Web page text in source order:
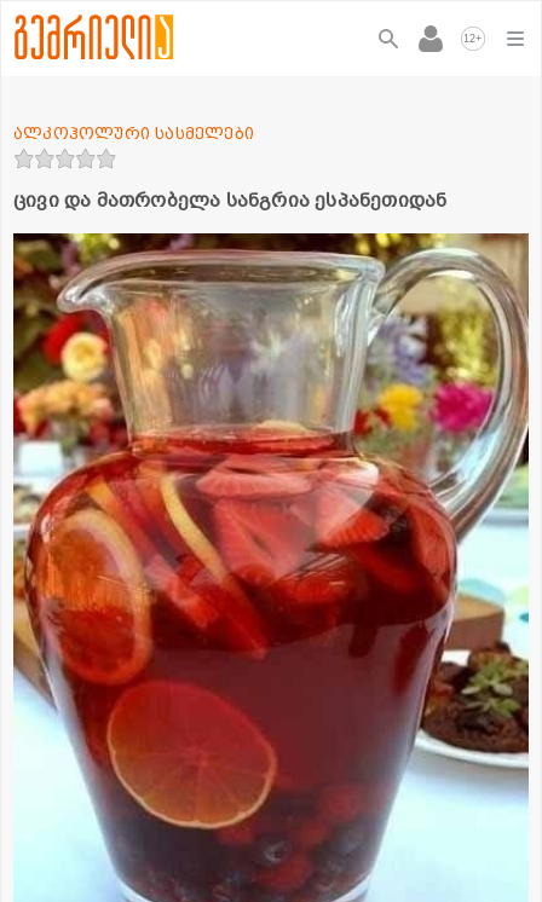
12+
ცივი და მათრობელა სანგრია ესპანეთიდან
ალკოჰოლური სასმელები